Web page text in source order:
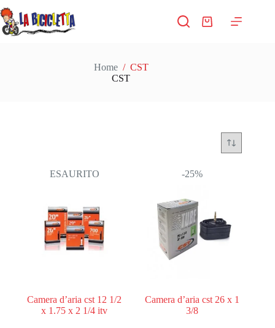
al
contenuto
Carrello
Home / CST
CST
ESAURITO
Camera d’aria cst 12 1/2
x 1.75 x 2 1/4 itv
-25%
Camera d’aria cst 26 x 1
3/8